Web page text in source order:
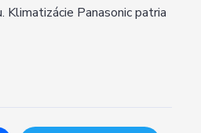
Panasonic patria